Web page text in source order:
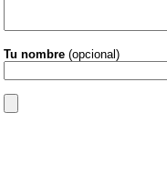
Tu nombre (opcional)